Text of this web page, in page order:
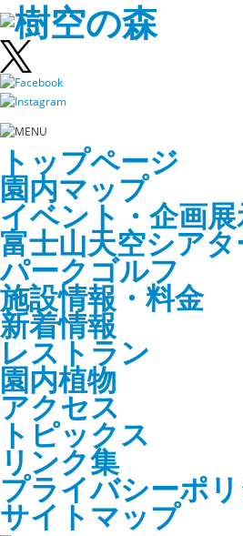
トップページ
園内マップ
イベント・企画
富士山天空シアタ
パークゴルフ
施設情報・料金
新着情報
レストラン
園内植物
アクセス
トピックス
リンク集
プライバシーポ
サイトマップ